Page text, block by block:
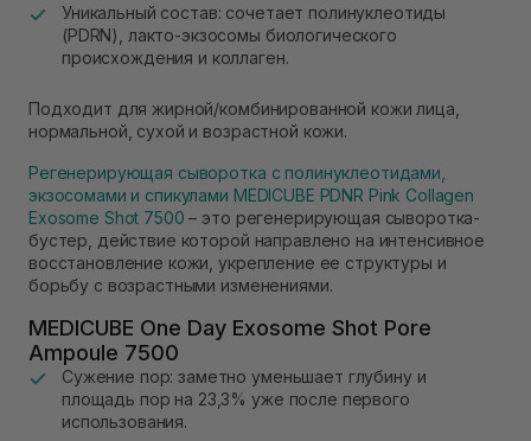
Уникальный состав: сочетает полинуклеотиды
(PDRN), лакто-экзосомы биологического
происхождения и коллаген.
Подходит для жирной/комбинированной кожи лица,
нормальной, сухой и возрастной кожи.
Регенерирующая сыворотка с полинуклеотидами,
экзосомами и спикулами MEDICUBE PDNR Pink Collagen
Exosome Shot 7500 – это регенерирующая сыворотка-
бустер, действие которой направлено на интенсивное
восстановление кожи, укрепление ее структуры и
борьбу с возрастными изменениями.
MEDICUBE One Day Exosome Shot Pore
Ampoule 7500
Сужение пор: заметно уменьшает глубину и
площадь пор на 23,3% уже после первого
использования.